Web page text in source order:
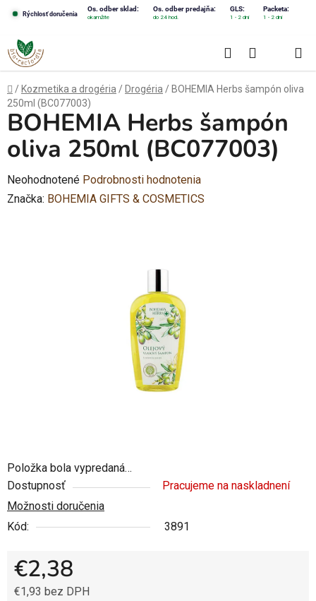
obsah
Rýchlosť doručenia
Os. odber sklad: Os. odber predajňa: GLS: Packeta:
okamžite do 24 hod. 1 - 2 dni 1 - 2 dni
Hľadať
KOŠÍK
Domov
/ Kozmetika a drogéria / Drogéria / BOHEMIA Herbs šampón oliva
250ml (BC077003)
Položka bola vypredaná…
Dostupnosť
Pracujeme na naskladnení
Možnosti doručenia
Kód:
3891
€2,38
€1,93 bez DPH
BOHEMIA Herbs šampón
oliva 250ml (BC077003)
Priemerné
hodnotenie
Neohodnotené Podrobnosti hodnotenia
Značka: BOHEMIA GIFTS & COSMETICS